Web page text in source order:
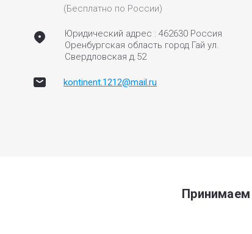
(Бесплатно по России)
Юридический адрес : 462630 Россия
Оренбургская область город Гай ул.
Свердловская д.52
kontinent.1212@mail.ru
Принимаем